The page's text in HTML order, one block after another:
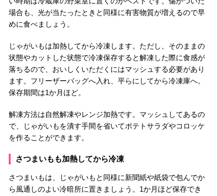
場合も、光が当たったときと同様に有害物質が増えるので早
めに食べましょう。
じゃがいもは加熱してから冷凍します。ただし、そのままの
状態やカットした状態で冷凍保存すると解凍した際に食感が
落ちるので、おいしくいただくにはマッシュする必要があり
ます。フリーザーバッグへ入れ、平らにしてから冷凍庫へ。
保存期間は1か月ほど。
解凍方法は自然解凍やレンジ加熱です。マッシュしてあるの
で、じゃがいもを潰す手間を省いてポテトサラダやコロッケ
を作ることができます。
さつまいもも加熱してから冷凍
さつまいもは、じゃがいもと同様に新聞紙や紙袋で包んでか
ら風通しのよい冷暗所に置きましょう。1か月ほど保存でき